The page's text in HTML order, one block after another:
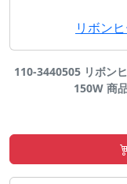
リボン
110-3440505 リボン
150W 商